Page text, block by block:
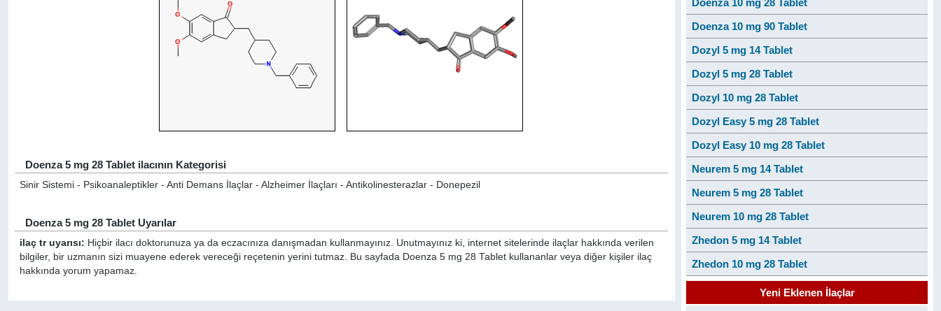
Doenza 5 mg 28 Tablet ilacının Kategorisi
Sinir Sistemi - Psikoanaleptikler - Anti Demans İlaçlar - Alzheimer İlaçları - Antikolinesterazlar - Donepezil
Doenza 5 mg 28 Tablet Uyarılar
ilaç tr uyarısı: Hiçbir ilacı doktorunuza ya da eczacınıza danışmadan kullanmayınız. Unutmayınız ki, internet sitelerinde ilaçlar hakkında verilen
bilgiler, bir uzmanın sizi muayene ederek vereceği reçetenin yerini tutmaz. Bu sayfada Doenza 5 mg 28 Tablet kullananlar veya diğer kişiler ilaç
hakkında yorum yapamaz.
Doenza 10 mg 28 Tablet
Doenza 10 mg 90 Tablet
Dozyl 5 mg 14 Tablet
Dozyl 5 mg 28 Tablet
Dozyl 10 mg 28 Tablet
Dozyl Easy 5 mg 28 Tablet
Dozyl Easy 10 mg 28 Tablet
Neurem 5 mg 14 Tablet
Neurem 5 mg 28 Tablet
Neurem 10 mg 28 Tablet
Zhedon 5 mg 14 Tablet
Zhedon 10 mg 28 Tablet
Yeni Eklenen İlaçlar